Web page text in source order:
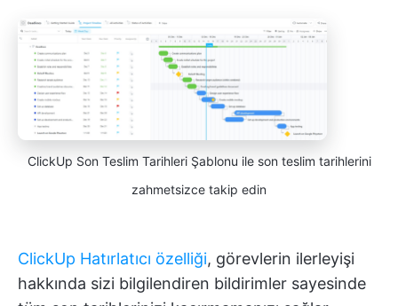
ClickUp Son Teslim Tarihleri Şablonu ile son teslim tarihlerini
zahmetsizce takip edin
ClickUp Hatırlatıcı özelliği, görevlerin ilerleyişi
hakkında sizi bilgilendiren bildirimler sayesinde